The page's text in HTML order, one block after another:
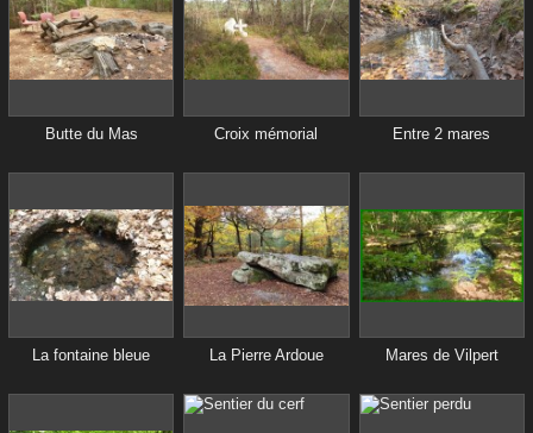
Butte du Mas Croix mémorial Entre 2 mares
La fontaine bleue La Pierre Ardoue Mares de Vilpert